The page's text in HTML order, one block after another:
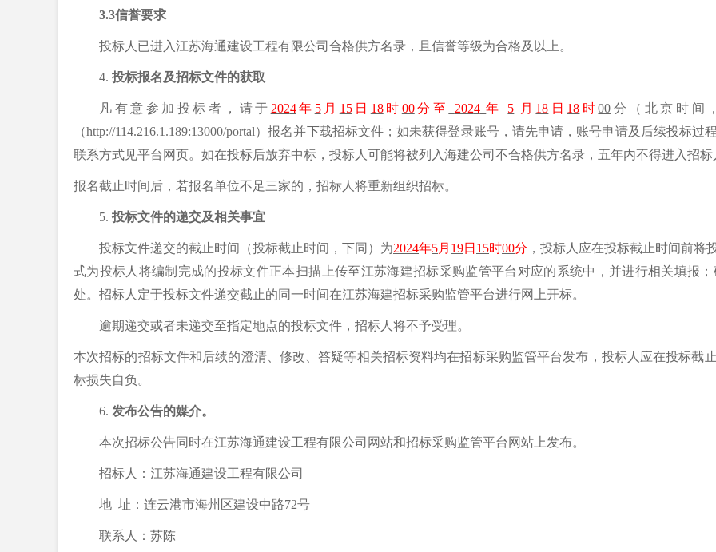
3.3信誉要求
投标人已进入江苏海通建设工程有限公司 合格供方名录，且信誉等级为合格及以上。
4. 投标报名及招标文件的获取
凡 有意参加投标 者， 请于 2024年 5月 15日 18时 00分至 2024 年 5 月 18 日 18 时00 分（北京时间
（http://114.216.1.189:13000/portal）报名并下载招标文件；如未获得登录账号，请先申请，账号申请及后续投标过
联系方式见平台网页。 如在投标后放弃中标，投标人可能将被列入海建公司不合格供方名录，五年内不得进入招标
报名截止时间后，若报名单位不足三家的，招标人将重新组织招标。
5. 投标文件的递交及相关事宜
投标文件递交的截止时间 （投标截止时间，下同） 为2024年5月 19日 1 5时00分 ，投标人应在投标截止时间前将
式为投标人将编制完成的投标文件正本扫描上传至江苏海建招标采购监管平台对应的系统中，并进行相关填报
处。招标人定于投标文件递交截止的同一时间在江苏海建招标采购监管平台进行网上开标。
逾期递交或者未递交至指定地点的投标文件，招标人 将不予受理。
本次招标的招标文件和后续的澄清、修改、答疑等相关招标资料均在招标采购监管平台发布，投标人应在投标截
标损失自负。
6. 发布公告的媒介。
本次招标公告同时在江苏海通建设工程有限公司网站和招标采购监管平台 网站 上发布。
招标人：江苏海通建设工程有限公司
地 址：连云港市海州区建设中路72号
联系人： 苏陈